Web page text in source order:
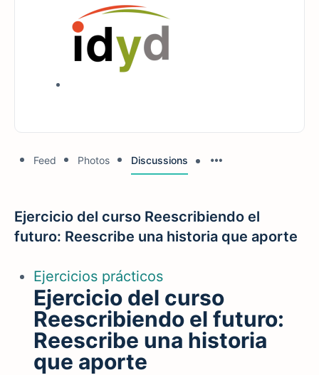
Feed Photos Discussions
Ejercicio del curso Reescribiendo el
futuro: Reescribe una historia que aporte
Ejercicios prácticos
Ejercicio del curso
Reescribiendo el futuro:
Reescribe una historia
que aporte